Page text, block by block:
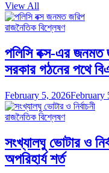
View All
রাজনৈতিক বিশ্লেষণ
পলিসি বক্স-এর
সরকার গঠনের পথে
February 5, 2026February
রাজনৈতিক বিশ্লেষণ
সংখ্যালঘু ভোটার ও
অপরিহার্য শর্ত